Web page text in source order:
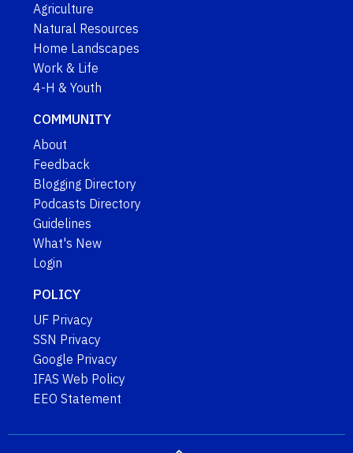
Agriculture
Natural Resources
Home Landscapes
Work & Life
4-H & Youth
COMMUNITY
About
Feedback
Blogging Directory
Podcasts Directory
Guidelines
What's New
Login
POLICY
UF Privacy
SSN Privacy
Google Privacy
IFAS Web Policy
EEO Statement